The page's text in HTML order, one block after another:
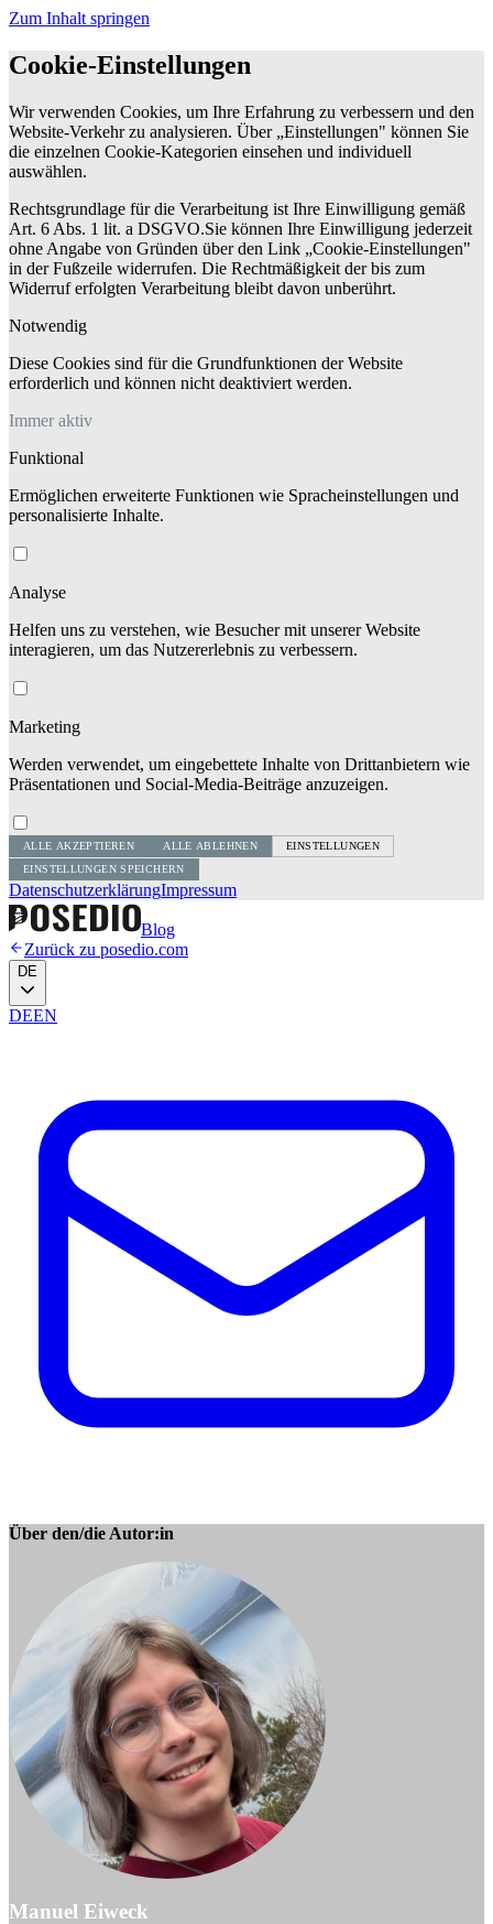
Zum Inhalt springen
Cookie-Einstellungen
Wir verwenden Cookies, um Ihre Erfahrung zu verbessern und den
Website-Verkehr zu analysieren. Über „Einstellungen" können Sie
die einzelnen Cookie-Kategorien einsehen und individuell
auswählen.
Rechtsgrundlage für die Verarbeitung ist Ihre Einwilligung gemäß
Art. 6 Abs. 1 lit. a DSGVO.Sie können Ihre Einwilligung jederzeit
ohne Angabe von Gründen über den Link „Cookie-Einstellungen"
in der Fußzeile widerrufen. Die Rechtmäßigkeit der bis zum
Widerruf erfolgten Verarbeitung bleibt davon unberührt.
Notwendig
Diese Cookies sind für die Grundfunktionen der Website
erforderlich und können nicht deaktiviert werden.
Immer aktiv
Funktional
Ermöglichen erweiterte Funktionen wie Spracheinstellungen und
personalisierte Inhalte.
Analyse
Helfen uns zu verstehen, wie Besucher mit unserer Website
interagieren, um das Nutzererlebnis zu verbessern.
Marketing
Werden verwendet, um eingebettete Inhalte von Drittanbietern wie
Präsentationen und Social-Media-Beiträge anzuzeigen.
ALLE AKZEPTIEREN ALLE ABLEHNEN EINSTELLUNGEN
EINSTELLUNGEN SPEICHERN
DatenschutzerklärungImpressum
Blog
Zurück zu posedio.com
DE
DEEN
Über den/die Autor:in
Manuel Eiweck